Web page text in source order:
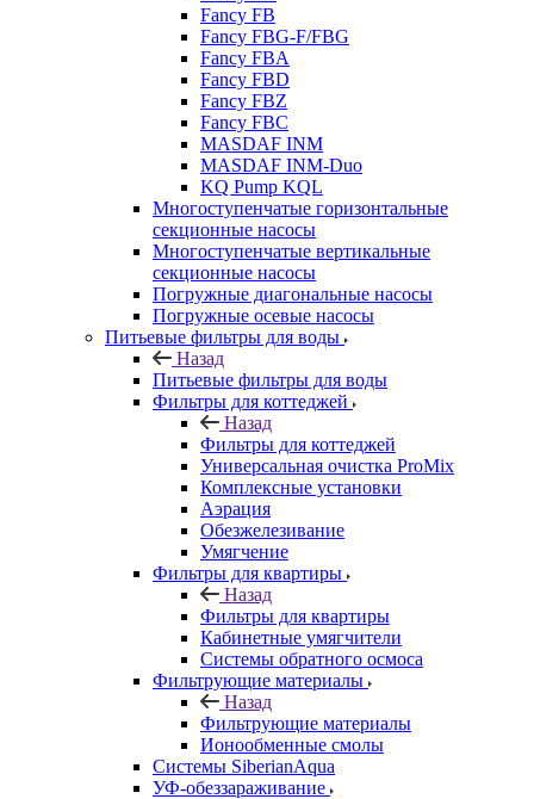
Fancy FB
Fancy FBG-F/FBG
Fancy FBA
Fancy FBD
Fancy FBZ
Fancy FBC
MASDAF INM
MASDAF INM-Duo
KQ Pump KQL
Многоступенчатые горизонтальные
секционные насосы
Многоступенчатые вертикальные
секционные насосы
Погружные диагональные насосы
Погружные осевые насосы
Питьевые фильтры для воды
Назад
Питьевые фильтры для воды
Фильтры для коттеджей
Назад
Фильтры для коттеджей
Универсальная очистка ProMix
Комплексные установки
Аэрация
Обезжелезивание
Умягчение
Фильтры для квартиры
Назад
Фильтры для квартиры
Кабинетные умягчители
Системы обратного осмоса
Фильтрующие материалы
Назад
Фильтрующие материалы
Ионообменные смолы
Системы SiberianAqua
УФ-обеззараживание